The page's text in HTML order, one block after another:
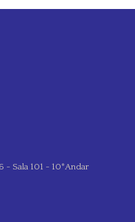
- Sala 101 - 10°Andar